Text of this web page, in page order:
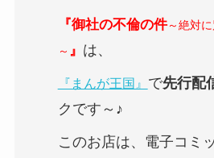
『御社の不倫の件～絶対
～ 』 は、
『まんが王国』 で先行配
クです～♪
このお店は、電子コミ